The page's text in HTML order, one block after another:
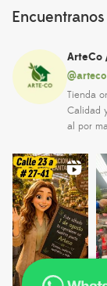
ArteCo
Tienda
Calidad
al por